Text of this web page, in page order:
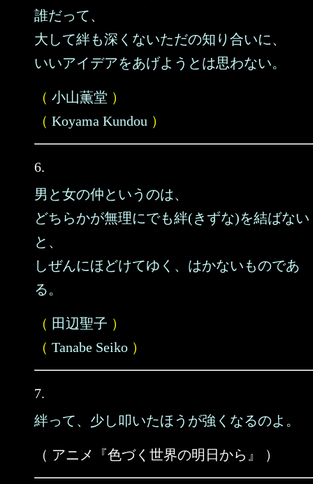
誰だって、
大して絆も深くないただの知り合いに、
いいアイデアをあげようとは思わない。
（ 小山薫堂 ）
（ Koyama Kundou ）
6.
男と女の仲というのは、
どちらかが無理にでも絆(きずな)を結ばない
と、
しぜんにほどけてゆく、はかないものであ
る。
（ 田辺聖子 ）
（ Tanabe Seiko ）
7.
絆って、少し叩いたほうが強くなるのよ。
（ アニメ『色づく世界の明日から』 ）